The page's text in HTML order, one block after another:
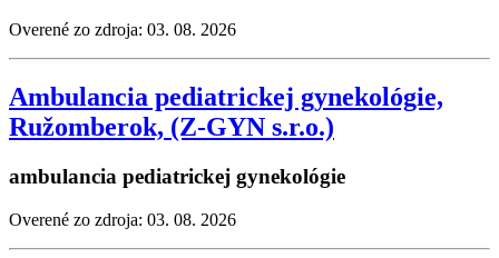
Overené zo zdroja: 03. 08. 2026
Ambulancia pediatrickej gynekológie,
Ružomberok, (Z-GYN s.r.o.)
ambulancia pediatrickej gynekológie
Overené zo zdroja: 03. 08. 2026